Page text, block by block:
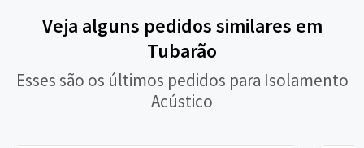
Veja alguns pedidos similares em
Tubarão
Esses são os últimos pedidos para Isolamento
Acústico